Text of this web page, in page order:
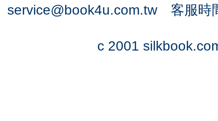
service@book4u.com.tw客服時
c 2001